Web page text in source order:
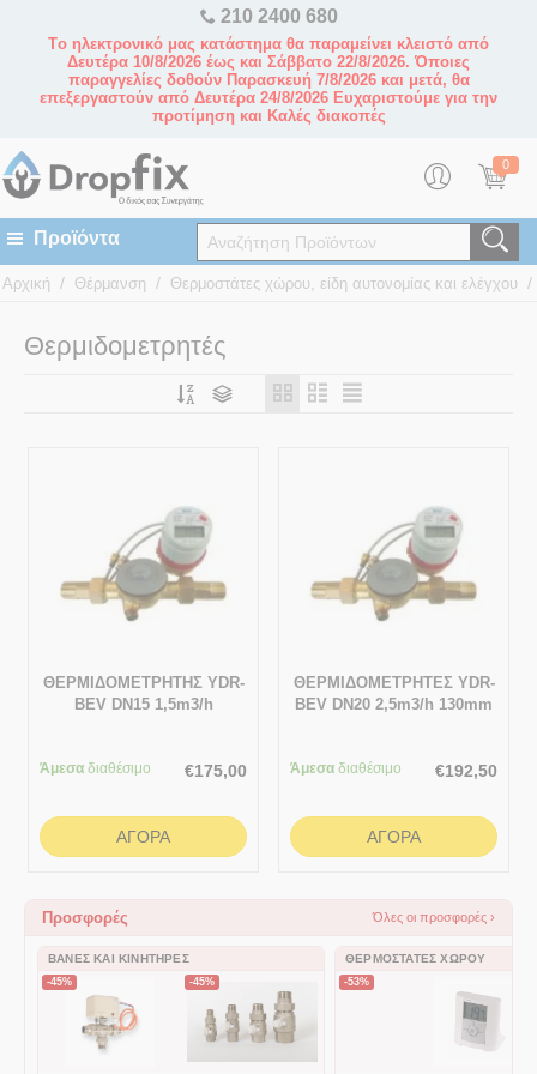
210 2400 680
Tο ηλεκτρονικό μας κατάστημα θα παραμείνει κλειστό από
Δευτέρα 10/8/2026 έως και Σάββατο 22/8/2026. Όποιες
παραγγελίες δοθούν Παρασκευή 7/8/2026 και μετά, θα
επεξεργαστούν από Δευτέρα 24/8/2026 Ευχαριστούμε για την
προτίμηση και Καλές διακοπές
0
Αρχική / Θέρμανση / Θερμοστάτες χώρου, είδη αυτονομίας και ελέγχου /
Θερμιδομετρητές
ΘΕΡΜΙΔΟΜΕΤΡΗΤΗΣ YDR-
BEV DN15 1,5m3/h
Άμεσα διαθέσιμο €175,00
ΑΓΟΡΆ
ΘΕΡΜΙΔΟΜΕΤΡΗΤΕΣ YDR-
BEV DN20 2,5m3/h 130mm
Άμεσα διαθέσιμο €192,50
ΑΓΟΡΆ
Προσφορές Όλες οι προσφορές ›
ΒΆΝΕΣ ΚΑΙ ΚΙΝΗΤΉΡΕΣ
-45% -45%
ΘΕΡΜΟΣΤΆΤΕΣ ΧΏΡΟΥ
-53%